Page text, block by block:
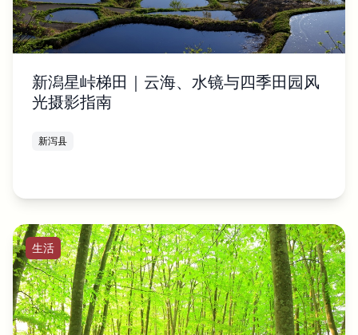
新潟星峠梯田｜云海、水镜与四季田园风
光摄影指南
新泻县
生活